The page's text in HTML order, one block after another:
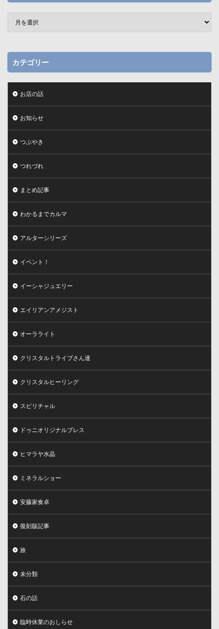
カテゴリー
お店の話
お知らせ
つぶやき
つれづれ
まとめ記事
わかるまでカルマ
アルターシリーズ
イベント！
イーシャジュエリー
エイリアンアメジスト
オーラライト
クリスタルトライブさん達
クリスタルヒーリング
スピリチャル
ドゥニオリジナルブレス
ヒマラヤ水晶
ミネラルショー
安藤家食卓
復刻版記事
旅
未分類
石の話
臨時休業のおしらせ